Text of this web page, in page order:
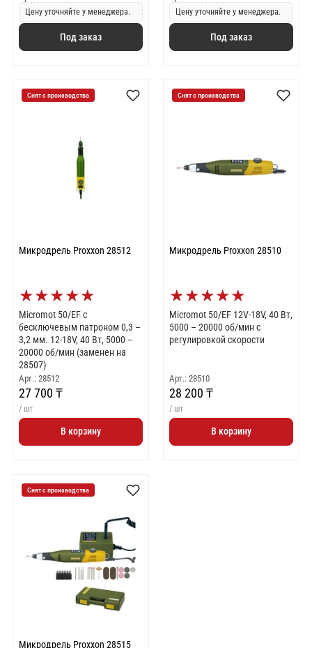
Цену уточняйте у менеджера.
Под заказ
Цену уточняйте у менеджера.
Под заказ
Снят с производства
Микродрель Proxxon 28512
★★★★★
Micromot 50/ЕF с
бесключевым патроном 0,3 –
3,2 мм. 12-18V, 40 Вт, 5000 –
20000 об/мин (заменен на
28507)
Арт.: 28512
27 700 ₸
/ шт
В корзину
Снят с производства
Микродрель Proxxon 28510
★★★★★
Micromot 50/ЕF 12V-18V, 40 Вт,
5000 – 20000 об/мин с
регулировкой скорости
Арт.: 28510
28 200 ₸
/ шт
В корзину
Снят с производства
Микродрель Proxxon 28515